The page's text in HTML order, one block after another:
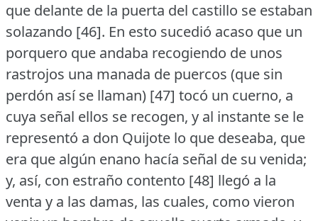
que delante de la puerta del castillo se estaban
solazando [46]. En esto sucedió acaso que un
porquero que andaba recogiendo de unos
rastrojos una manada de puercos (que sin
perdón así se llaman) [47] tocó un cuerno, a
cuya señal ellos se recogen, y al instante se le
representó a don Quijote lo que deseaba, que
era que algún enano hacía señal de su venida;
y, así, con estraño contento [48] llegó a la
venta y a las damas, las cuales, como vieron